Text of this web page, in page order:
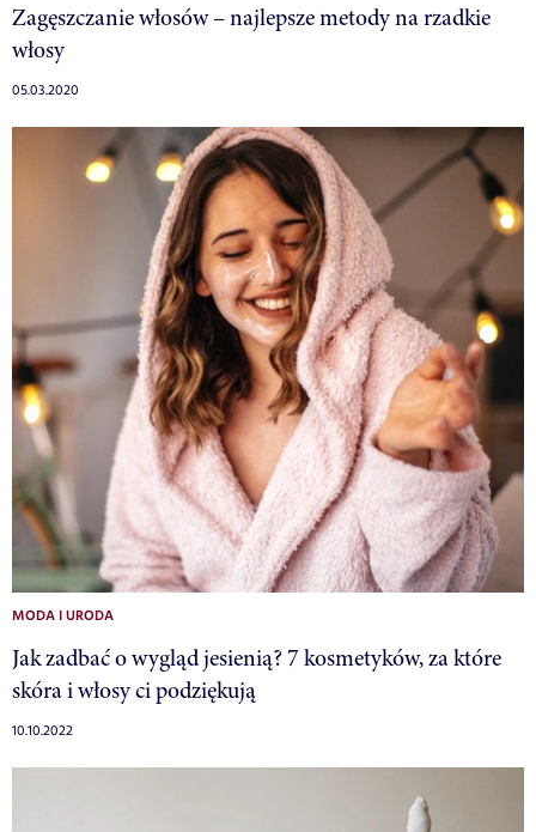
Zagęszczanie włosów – najlepsze metody na rzadkie
włosy
05.03.2020
MODA I URODA
Jak zadbać o wygląd jesienią? 7 kosmetyków, za które
skóra i włosy ci podziękują
10.10.2022